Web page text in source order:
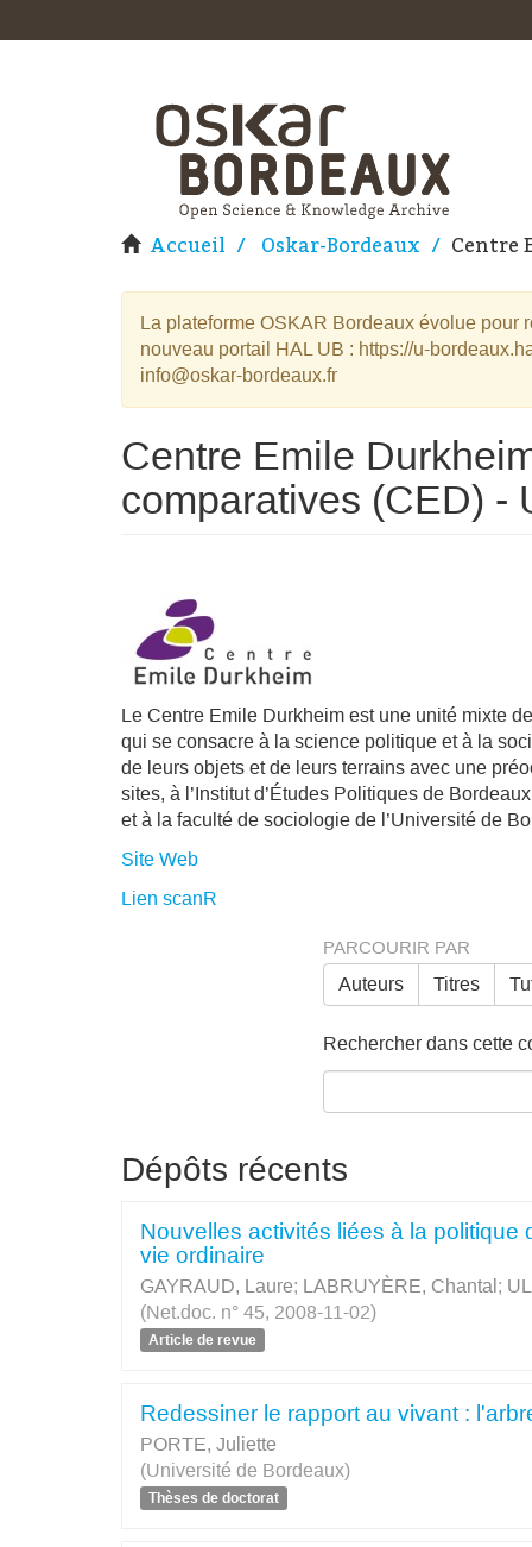
Accueil Oskar-Bordeaux Centre
La plateforme OSKAR Bordeaux évolue pour
nouveau portail HAL UB : https://u-
info@oskar-bordeaux.fr
Centre Emile
comparatives (CED) -
Le Centre Emile Durkheim est une unité mixte
qui se consacre à la science politique et à la
de leurs objets et de leurs terrains avec une
sites, à l’Institut d’Études Politiques de
et à la faculté de sociologie de l’Université de
Site Web
Lien scanR
PARCOURIR PAR
Auteurs
Titres
Rechercher dans cette
Dépôts récents
Nouvelles activités liées à la
vie ordinaire
GAYRAUD, Laure; LABRUYÈRE, Chantal ;
(Net.doc. n° 45, 2008-11-02)
Article de revue
Redessiner le rapport au vivant :
PORTE, Juliette
(Université de Bordeaux)
Thèses de doctorat